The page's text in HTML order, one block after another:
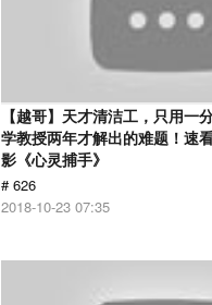
【越哥】天才清洁工，只用一
学教授两年才解出的难题！速
影《心灵捕手》
# 626
2018-10-23 07:35